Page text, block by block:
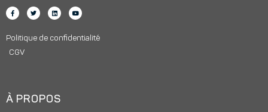
Politique de confidentialité
CGV
À PROPOS